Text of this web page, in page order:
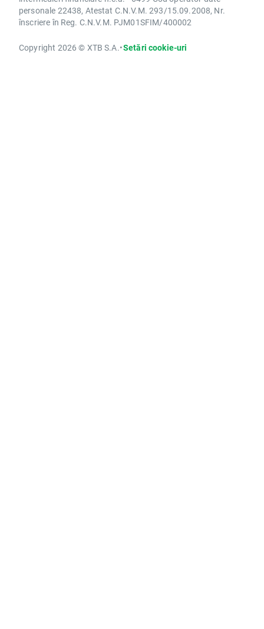
personale 22438, Atestat C.N.V.M. 293/15.09.2008, Nr.
înscriere în Reg. C.N.V.M. PJM01SFIM/400002
Copyright 2026 © XTB S.A.•Setări cookie-uri